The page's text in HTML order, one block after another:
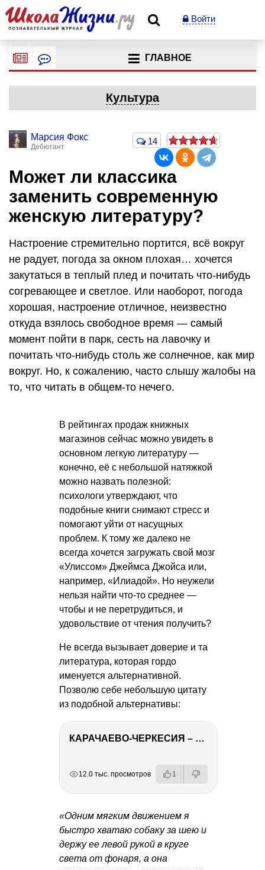
Войти
ГЛАВНОЕ
Культура
Марсия Фокс
Дебютант
14
Может ли классика
заменить современную
женскую литературу?
Настроение стремительно портится, всё вокруг
не радует, погода за окном плохая… хочется
закутаться в теплый плед и почитать что-нибудь
согревающее и светлое. Или наоборот, погода
хорошая, настроение отличное, неизвестно
откуда взялось свободное время — самый
момент пойти в парк, сесть на лавочку и
почитать что-нибудь столь же солнечное, как мир
вокруг. Но, к сожалению, часто слышу жалобы на
то, что читать в общем-то нечего.
В рейтингах продаж книжных
магазинов сейчас можно увидеть в
основном легкую литературу —
конечно, её с небольшой натяжкой
можно назвать полезной:
психологи утверждают, что
подобные книги снимают стресс и
помогают уйти от насущных
проблем. К тому же далеко не
всегда хочется загружать свой мозг
«Улиссом» Джеймса Джойса или,
например, «Илиадой». Но неужели
нельзя найти что-то среднее —
чтобы и не перетрудиться, и
удовольствие от чтения получить?
Не всегда вызывает доверие и та
литература, которая гордо
именуется альтернативной.
Позволю себе небольшую цитату
из подобной альтернативы:
КАРАЧАЕВО-ЧЕРКЕСИЯ – ПУТЕШЕСТВИЕ НА КАВКАЗ часть 2
12.0 тыс. просмотров 1
«Одним мягким движением я
быстро хватаю собаку за шею и
держу ее левой рукой в круге
света от фонаря, а она